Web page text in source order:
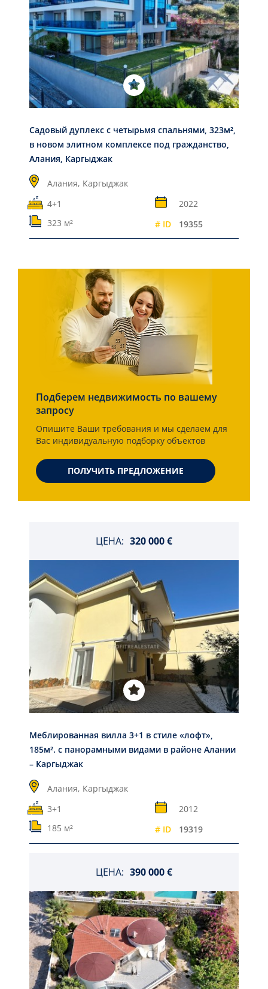
Садовый дуплекс с четырьмя спальнями, 323м²,
в новом элитном комплексе под гражданство,
Алания, Каргыджак
Алания, Каргыджак
4+1
2022
323 м²
# ID 19355
Подберем недвижимость по вашему
запросу
Опишите Ваши требования и мы сделаем для
Вас индивидуальную подборку объектов
ПОЛУЧИТЬ ПРЕДЛОЖЕНИЕ
ЦЕНА: 320 000 €
Меблированная вилла 3+1 в стиле «лофт»,
185м². с панорамными видами в районе Алании
– Каргыджак
Алания, Каргыджак
3+1
2012
185 м²
# ID 19319
ЦЕНА: 390 000 €